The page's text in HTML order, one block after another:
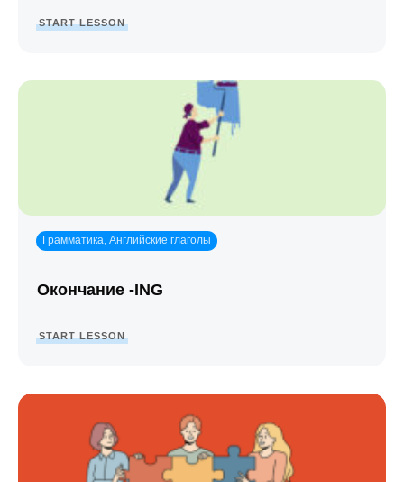
START LESSON
Грамматика, Английские глаголы
Окончание -ING
START LESSON